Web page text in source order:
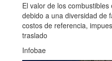
El valor de los
debido a una diversidad de
costos de referencia,
traslado
Infobae